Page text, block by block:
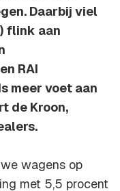
Daarbij viel
flink aan
RAI
meer voet aan
de Kroon,
wagens op
met 5,5 procent